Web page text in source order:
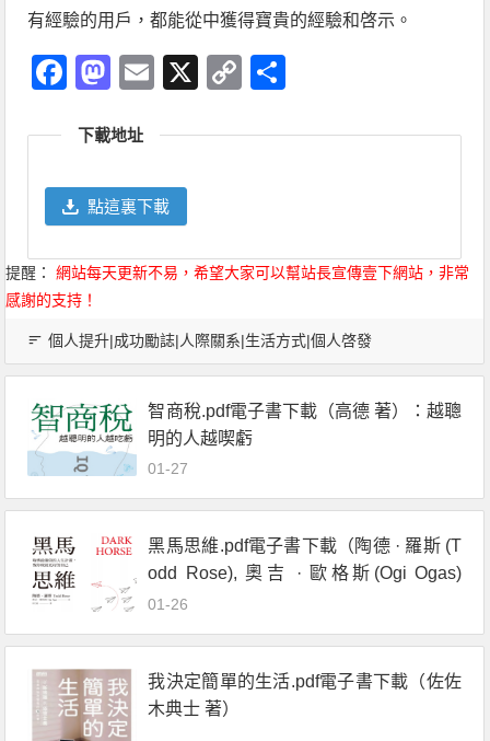
有經驗的用戶，都能從中獲得寶貴的經驗和啓示。
Facebook
Mastodon
Email
X
Copy
下載地址
點這裏下載
提醒：
網站每天更新不易，希望大家可以幫站長宣傳壹下網站，非常
感謝的支持！
個人提升|成功勵誌|人際關系|生活方式|個人啓發
智商稅.pdf電子書下載（高德 著）：越聰
明的人越喫虧
01-27
黑馬思維.pdf電子書下載（陶德 · 羅斯 (T
odd Rose), 奧吉 · 歐格斯(Ogi Ogas)
著） : 哈佛最推崇的人生計畫,教你成就
01-26
我決定簡單的生活.pdf電子書下載（佐佐
木典士 著）